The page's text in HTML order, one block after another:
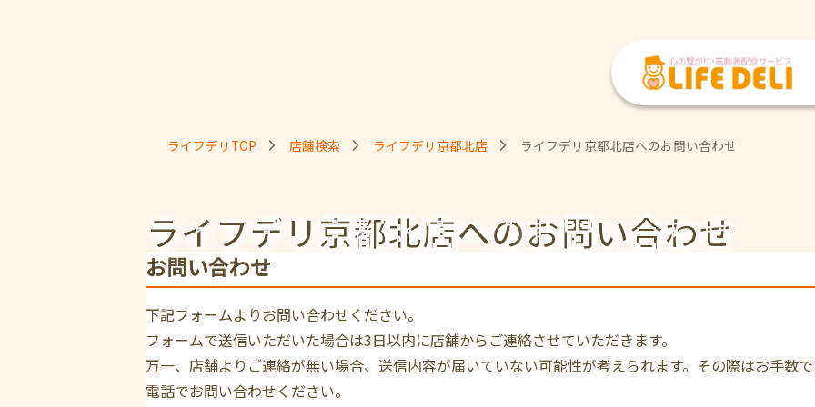
ライフデリTOP 店舗検索 ライフデリ京都北店 ライフデリ京都北店へのお問い合わせ
ライフデリ京都北店へのお問い合わせ
お問い合わせ
下記フォームよりお問い合わせください。
フォームで送信いただいた場合は3日以内に店舗からご連絡させていただきます。
万一、店舗よりご連絡が無い場合、送信内容が届いていない可能性が考えられます。その際はお手数
電話でお問い合わせください。